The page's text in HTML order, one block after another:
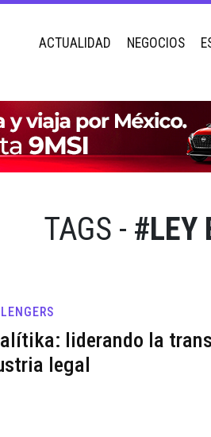
ACTUALIDAD NEGOCIOS
TAGS - #LEY
liderando la
legal